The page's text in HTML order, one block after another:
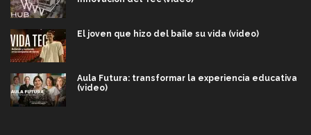
El joven que hizo del baile su vida (video)
Aula Futura: transformar la experiencia educativa
(video)